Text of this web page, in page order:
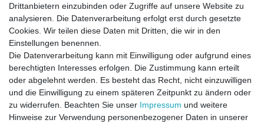
Direktkontakt per Telefon unter 04331 / 4928-910
Drittanbietern einzubinden oder Zugriffe auf unsere Website zu
analysieren. Die Datenverarbeitung erfolgt erst durch gesetzte
Cookies. Wir teilen diese Daten mit Dritten, die wir in den
Einstellungen benennen.
Die Datenverarbeitung kann mit Einwilligung oder aufgrund eines
berechtigten Interesses erfolgen. Die Zustimmung kann erteilt
oder abgelehnt werden. Es besteht das Recht, nicht einzuwilligen
und die Einwilligung zu einem späteren Zeitpunkt zu ändern oder
zu widerrufen. Beachten Sie unser Impressum und weitere
Hinweise zur Verwendung personenbezogener Daten in unserer